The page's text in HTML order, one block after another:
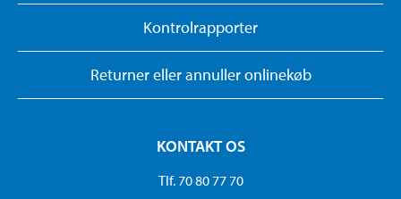
Kontrolrapporter
Returner eller annuller onlinekøb
KONTAKT OS
Tlf. 70 80 77 70